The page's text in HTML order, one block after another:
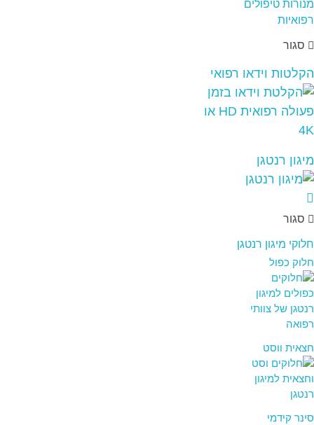
סגור
הקלטות וידאו רפואי
מיגון רנטגן
סגור
חלוקי מיגון רנטגן
חלוק כפול
חצאית ווסט
סינר קידמי